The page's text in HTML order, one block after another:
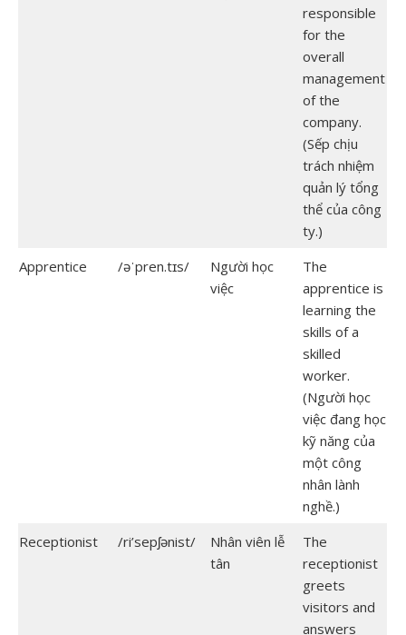
responsible
for the
overall
management
of the
company.
(Sếp chịu
trách nhiệm
quản lý tổng
thể của công
ty.)
Apprentice
/əˈpren.tɪs/
Người học
việc
The
apprentice is
learning the
skills of a
skilled
worker.
(Người học
việc đang học
kỹ năng của
một công
nhân lành
nghề.)
Receptionist
/ri’sepʃənist/
Nhân viên lễ
tân
The
receptionist
greets
visitors and
answers